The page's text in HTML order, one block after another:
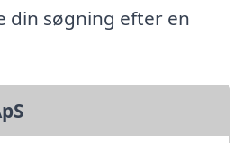
din søgning efter en